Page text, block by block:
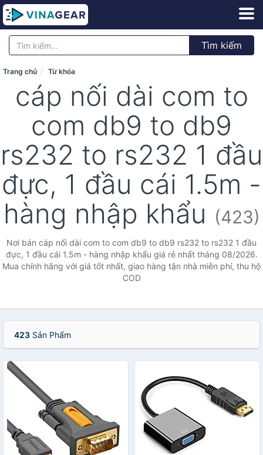
Tìm kiếm
Trang chủ Từ khóa
cáp nối dài com to
com db9 to db9
rs232 to rs232 1 đầu
đực, 1 đầu cái 1.5m -
hàng nhập khẩu (423)
Nơi bán cáp nối dài com to com db9 to db9 rs232 to rs232 1 đầu
đực, 1 đầu cái 1.5m - hàng nhập khẩu giá rẻ nhất tháng 08/2026.
Mua chính hãng với giá tốt nhất, giao hàng tận nhà miễn phí, thu hộ
COD
423 Sản Phẩm